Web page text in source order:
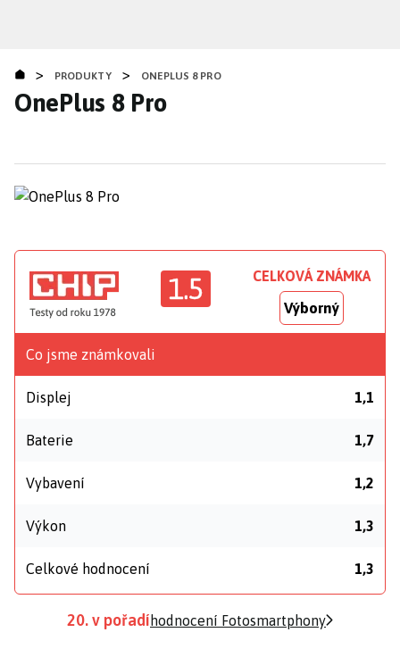
obsahu
> PRODUKTY > ONEPLUS 8 PRO
OnePlus 8 Pro
1.5 CELKOVÁ ZNÁMKA
Výborný
Co jsme známkovali
Displej 1,1
Baterie 1,7
Vybavení 1,2
Výkon 1,3
Celkové hodnocení 1,3
20. v pořadí hodnocení Fotosmartphony